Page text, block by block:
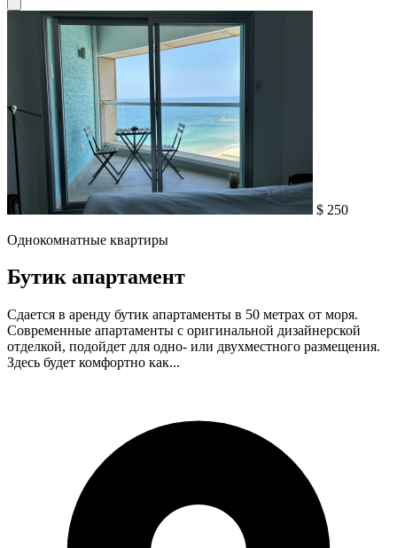
$ 250
Однокомнатные квартиры
Бутик апартамент
Сдается в аренду бутик апартаменты в 50 метрах от моря.
Современные апартаменты с оригинальной дизайнерской
отделкой, подойдет для одно- или двухместного размещения.
Здесь будет комфортно как...